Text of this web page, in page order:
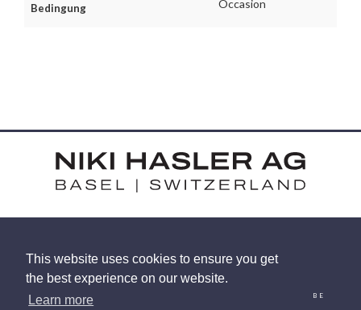
This website uses cookies to ensure you get
the best experience on our website.
Learn more
Bedingung Occasion
HARDSTRASSE 15 - CH-4052 BASEL
EMAIL YOUTUBE